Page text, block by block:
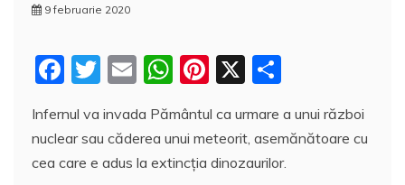
9 februarie 2020
F
c
e
T
itt
er
E
ai
l
W
at
s
Pi
er
e
X
rt
aj
Infernul va invada Pământul ca urmare a unui război
nuclear sau căderea unui meteorit, asemănătoare cu
cea care e adus la extincția dinozaurilor.